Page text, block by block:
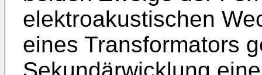
elektroakustischen
eines Transformators